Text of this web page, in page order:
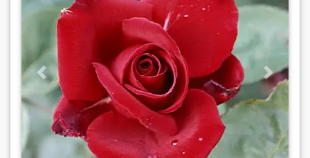
Previous Next